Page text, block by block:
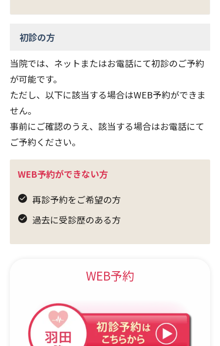
初診の方
当院では、ネットまたはお電話にて初診のご予約
が可能です。
ただし、以下に該当する場合はWEB予約ができま
せん。
事前にご確認のうえ、該当する場合はお電話にて
ご予約ください。
WEB予約ができない方
再診予約をご希望の方
過去に受診歴のある方
WEB予約